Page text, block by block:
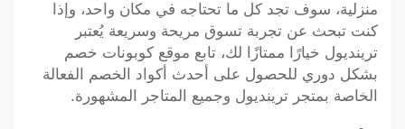
منزلية، سوف تجد كل ما تحتاجه في مكان واحد، وإذا
كنت تبحث عن تجربة تسوق مريحة وسريعة يُعتبر
ترينديول خيارًا ممتازًا لك، تابع موقع كوبونات خصم
بشكل دوري للحصول على أحدث أكواد الخصم الفعالة
الخاصة بمتجر ترينديول وجميع المتاجر المشهورة.